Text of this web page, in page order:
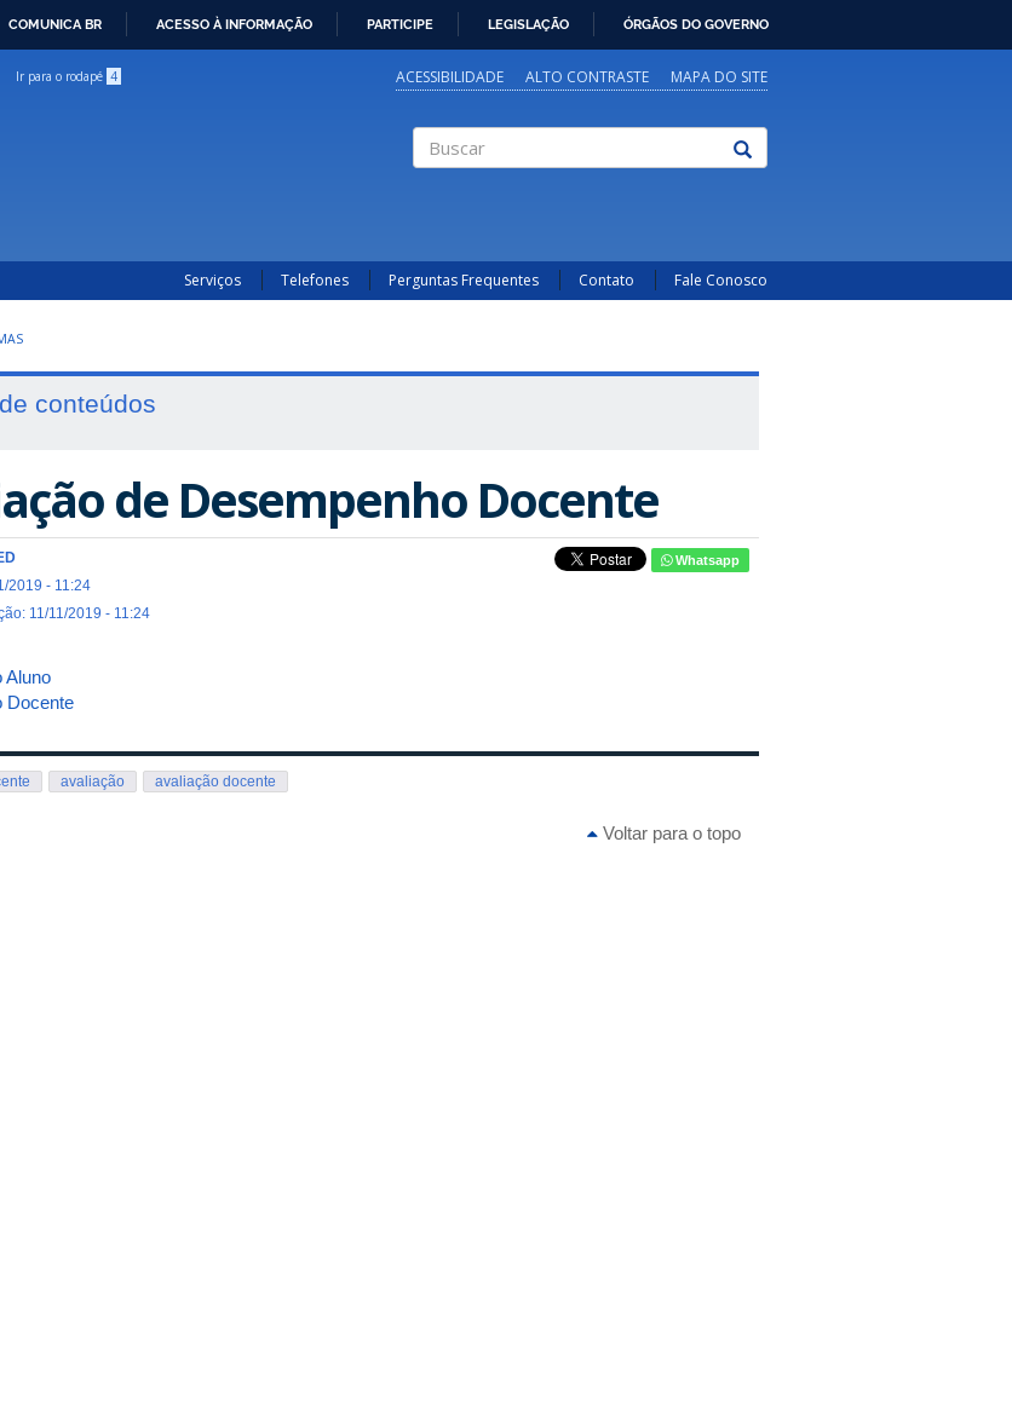
COMUNICA BR ACESSO À INFORMAÇÃO PARTICIPE LEGISLAÇÃO ÓRGÃOS DO GOVERNO
Ir para o rodapé 4 ACESSIBILIDADE ALTO CONTRASTE MAPA DO SITE
Serviços Telefones Perguntas Frequentes Contato Fale Conosco
conteúdos
de Desempenho Docente
2019 - 11:24
11/11/2019 - 11:24
Whatsapp
Aluno
Docente
avaliação avaliação docente
Voltar para o topo